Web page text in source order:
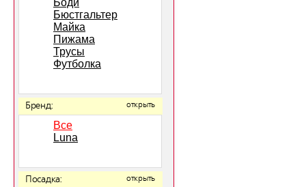
Боди
Бюстгальтер
Майка
Пижама
Трусы
Футболка
Бренд: открыть
Все
Luna
Посадка: открыть